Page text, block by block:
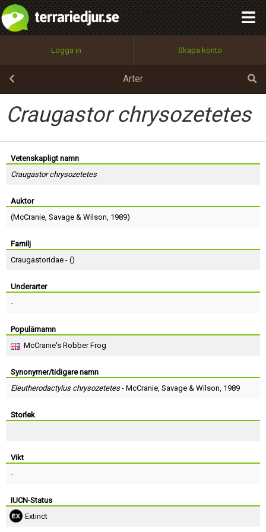
Logga in Skapa konto
Arter
Craugastor chrysozetetes
Vetenskapligt namn
Craugastor chrysozetetes
Auktor
(McCranie, Savage & Wilson, 1989)
Familj
Craugastoridae - ()
Underarter
-
Populärnamn
McCranie's Robber Frog
Synonymer/tidigare namn
Eleutherodactylus chrysozetetes- McCranie, Savage & Wilson, 1989
Storlek
Vikt
-
IUCN-Status
Extinct
Utför
100%
OK
integritetspolicy
Namn:
Epost:
Användarnamn:
Lösenord:
Terms of Service
Begär nytt lösenord
Tillbaka till förstasidan